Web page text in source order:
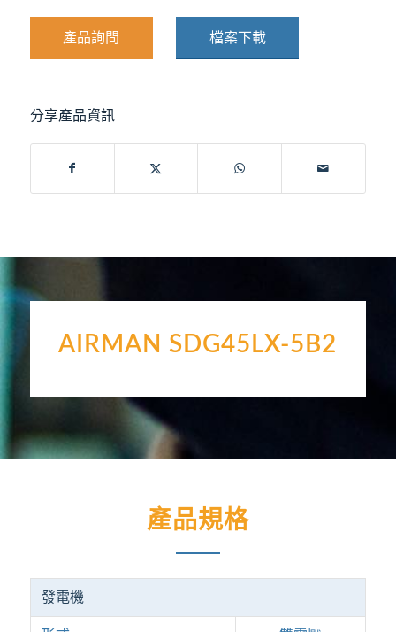
產品詢問 檔案下載
分享產品資訊
AIRMAN SDG45LX-5B2
產品規格
發電機